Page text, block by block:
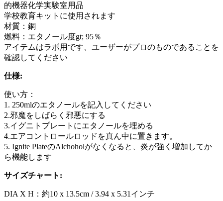
的機器化学実験室用品
学校教育キットに使用されます
材質：銅
燃料：エタノール度gt; 95％
アイテムはラボ用です、ユーザーがプロのものであることを
確認してください
仕様:
使い方：
1. 250mlのエタノールを記入してください
2.邪魔をしばらく邪悪にする
3.イグニトプレートにエタノールを埋める
4.エアコントロールロッドを真ん中に置きます。
5. Ignite PlateのAlchoholがなくなると、炎が強く増加してか
ら機能します
サイズチャート:
DIA X H：約10 x 13.5cm / 3.94 x 5.31インチ